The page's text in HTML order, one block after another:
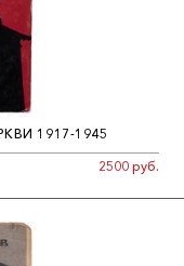
работы, с вычетом
его статей,
комментирует с
коммунизм и
1917-1945
2500 руб.